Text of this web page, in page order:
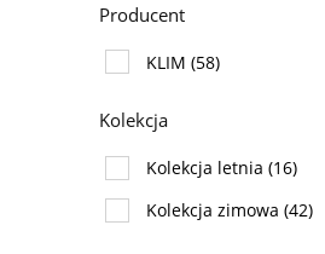
Producent
KLIM (58)
Kolekcja
Kolekcja letnia (16)
Kolekcja zimowa (42)